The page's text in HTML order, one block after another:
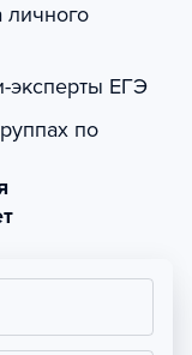
личного
эксперты ЕГЭ
по